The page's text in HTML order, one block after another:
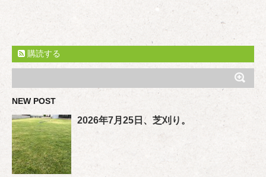
購読する
NEW POST
2026年7月25日、芝刈り。